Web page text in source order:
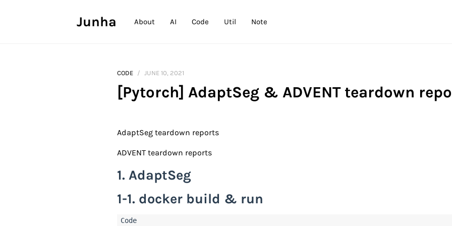
Junha About AI Code Util Note
CODE JUNE 10, 2021
[Pytorch] AdaptSeg & ADVENT teardown
AdaptSeg teardown reports
ADVENT teardown reports
1. AdaptSeg
1-1. docker build & run